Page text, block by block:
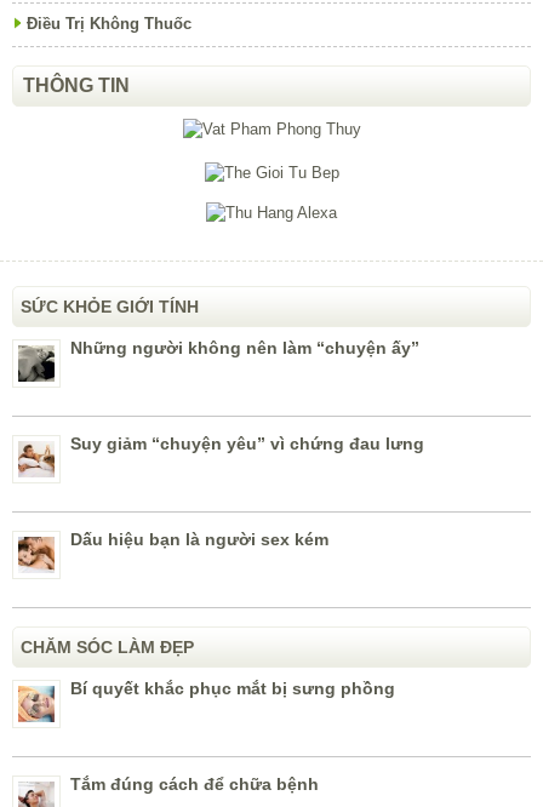
Điều Trị Không Thuốc
THÔNG TIN
SỨC KHỎE GIỚI TÍNH
Những người không nên làm “chuyện ấy”
Suy giảm “chuyện yêu” vì chứng đau lưng
Dấu hiệu bạn là người sex kém
CHĂM SÓC LÀM ĐẸP
Bí quyết khắc phục mắt bị sưng phồng
Tắm đúng cách để chữa bệnh